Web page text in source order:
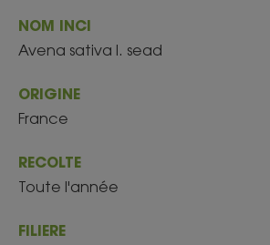
NOM INCI
Avena sativa l. sead
ORIGINE
France
RECOLTE
Toute l'année
FILIERE